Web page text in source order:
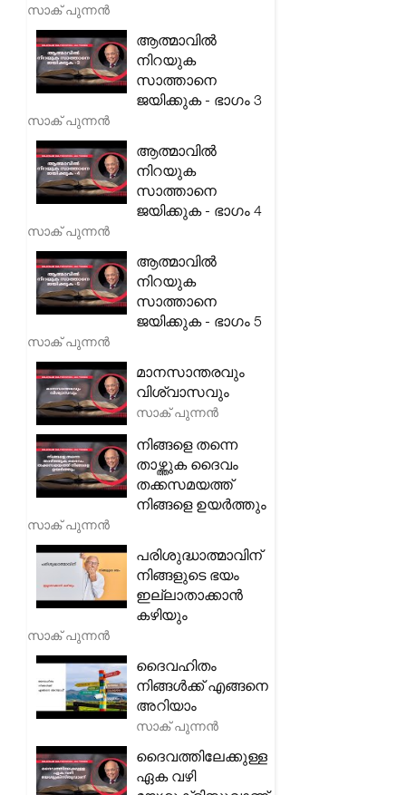
സാക് പുന്നൻ
ആത്മാവിൽ
നിറയുക
സാത്താനെ
ജയിക്കുക - ഭാഗം 3
സാക് പുന്നൻ
ആത്മാവിൽ
നിറയുക
സാത്താനെ
ജയിക്കുക - ഭാഗം 4
സാക് പുന്നൻ
ആത്മാവിൽ
നിറയുക
സാത്താനെ
ജയിക്കുക - ഭാഗം 5
സാക് പുന്നൻ
മാനസാന്തരവും
വിശ്വാസവും
സാക് പുന്നൻ
നിങ്ങളെ തന്നെ
താഴ്ത്തുക ദൈവം
തക്കസമയത്ത്
നിങ്ങളെ ഉയർത്തും
സാക് പുന്നൻ
പരിശുദ്ധാത്മാവിന്
നിങ്ങളുടെ ഭയം
ഇല്ലാതാക്കാൻ
കഴിയും
സാക് പുന്നൻ
ദൈവഹിതം
നിങ്ങൾക്ക് എങ്ങനെ
അറിയാം
സാക് പുന്നൻ
ദൈവത്തിലേക്കുള്ള
ഏക വഴി